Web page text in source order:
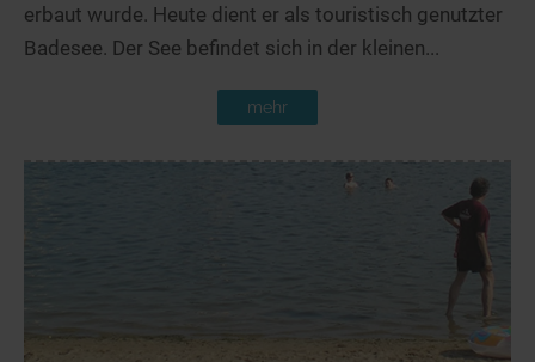
erbaut wurde. Heute dient er als touristisch genutzter
Badesee. Der See befindet sich in der kleinen...
mehr